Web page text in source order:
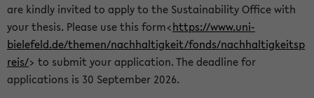
are kindly invited to apply to the Sustainability Office with
your thesis. Please use this form<https://www.uni-
bielefeld.de/themen/nachhaltigkeit/fonds/nachhaltigkeitsp
reis/> to submit your application. The deadline for
applications is 30 September 2026.